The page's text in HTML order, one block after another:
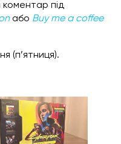
коментар під
або Buy me a coffee
(п’ятниця).